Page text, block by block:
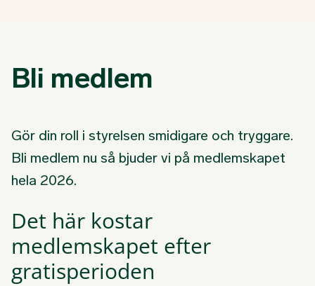
Bli medlem
Gör din roll i styrelsen smidigare och tryggare.
Bli medlem nu så bjuder vi på medlemskapet
hela 2026.
Det här kostar
medlemskapet efter
gratisperioden